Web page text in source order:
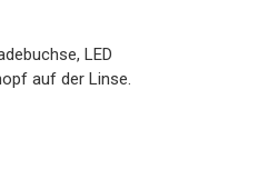
LED
auf der Linse.